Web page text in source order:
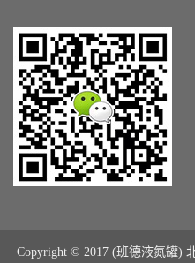
Copyright © 2017 (班德液氮罐)